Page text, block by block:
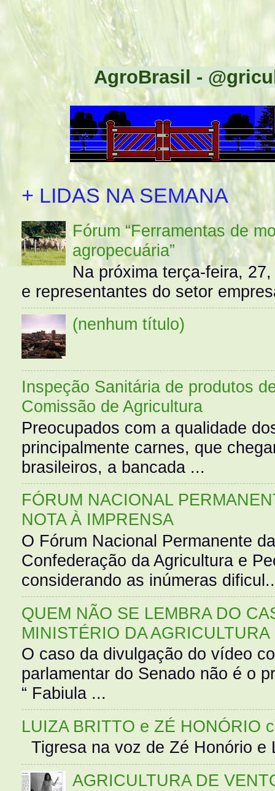
AgroBrasil -
+ LIDAS NA SEMANA
Fórum “Ferramentas de
agropecuária”
Na próxima terça-feira,
e representantes do setor
(nenhum título)
Inspeção Sanitária de produtos
Comissão de Agricultura
Preocupados com a qualidade
principalmente carnes, que
brasileiros, a bancada ...
FÓRUM NACIONAL
NOTA À IMPRENSA
O Fórum Nacional Permanente
Confederação da Agricultura e
considerando as inúmeras
QUEM NÃO SE LEMBRA DO
MINISTÉRIO DA AGRICULTURA
O caso da divulgação do vídeo
parlamentar do Senado não é o
“ Fabiula ...
LUIZA BRITTO e ZÉ HONÓRIO
Tigresa na voz de Zé Honório
AGRICULTURA DE